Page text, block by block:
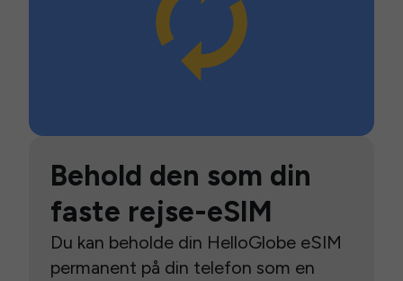
Behold den som din
faste rejse-eSIM
Du kan beholde din HelloGlobe eSIM
permanent på din telefon som en